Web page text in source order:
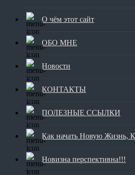
О чём этот сайт
ОБО МНЕ
Новости
КОНТАКТЫ
ПОЛЕЗНЫЕ ССЫЛКИ
Как начать Новую Жизнь,
Новизна перспективна!!!